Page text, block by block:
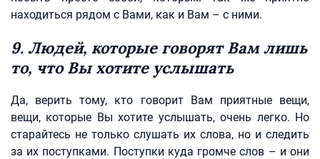
находиться рядом с Вами, как и Вам – с ними.
9. Людей, которые говорят Вам лишь
то, что Вы хотите услышать
Да, верить тому, кто говорит Вам приятные вещи,
вещи, которые Вы хотите услышать, очень легко. Но
старайтесь не только слушать их слова, но и следить
за их поступками. Поступки куда громче слов – и они